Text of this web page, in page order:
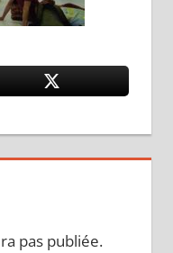
pas publiée.